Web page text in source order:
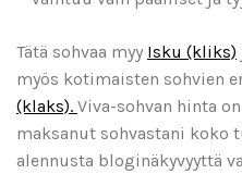
Tätä sohvaa myy Isku (kliks)
myös kotimaisten sohvien
(klaks). Viva-sohvan hinta
maksanut sohvastani koko
alennusta bloginäkyvyyttä